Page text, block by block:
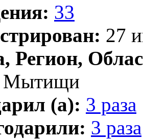
33
27
Регион,
Мытищи
(а): 3 раза
3 раза